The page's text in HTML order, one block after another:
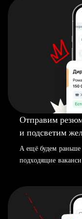
Отправим
и подсветим
А ещё будем раньше
подходящие